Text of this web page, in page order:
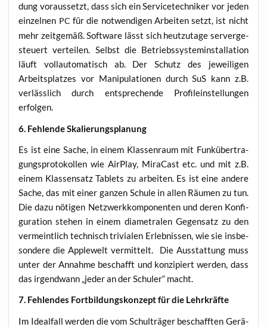
dung vor­aus­setzt, dass sich ein Ser­vice­tech­ni­ker vor jeden
ein­zel­nen PC für die not­wen­di­gen Arbei­ten setzt, ist nicht
mehr zeit­ge­mäß. Soft­ware lässt sich heut­zu­ta­ge ser­ver­ge­
steu­ert ver­tei­len. Selbst die Betriebs­sys­tem­in­stal­la­ti­on
läuft voll­au­to­ma­tisch ab. Der Schutz des jewei­li­gen
Arbeits­plat­zes vor Mani­pu­la­tio­nen durch SuS kann z.B.
ver­läss­lich durch ent­spre­chen­de Pro­fil­ein­stel­lun­gen
erfolgen.
6. Feh­len­de Skalierungsplanung
Es ist eine Sache, in einem Klas­sen­raum mit Funk­über­tra­
gungs­pro­to­kol­len wie Air­Play, Mira­Cast etc. und mit z.B.
einem Klas­sen­satz Tablets zu arbei­ten. Es ist eine ande­re
Sache, das mit einer gan­zen Schu­le in allen Räu­men zu tun.
Die dazu nöti­gen Netz­werk­kom­po­nen­ten und deren Kon­fi­
gu­ra­ti­on ste­hen in einem dia­me­tra­len Gegen­satz zu den
ver­meint­lich tech­nisch tri­via­len Erleb­nis­sen, wie sie ins­be­
son­de­re die App­le­welt ver­mit­telt. Die Aus­stat­tung muss
unter der Annah­me beschafft und kon­zi­piert wer­den, dass
das irgend­wann „jeder an der Schul­er“ macht.
7. Feh­len­des Fort­bil­dungs­kon­zept für die Lehrkräfte
Im Ide­al­fall wer­den die vom Schul­trä­ger beschaff­ten Gerä­